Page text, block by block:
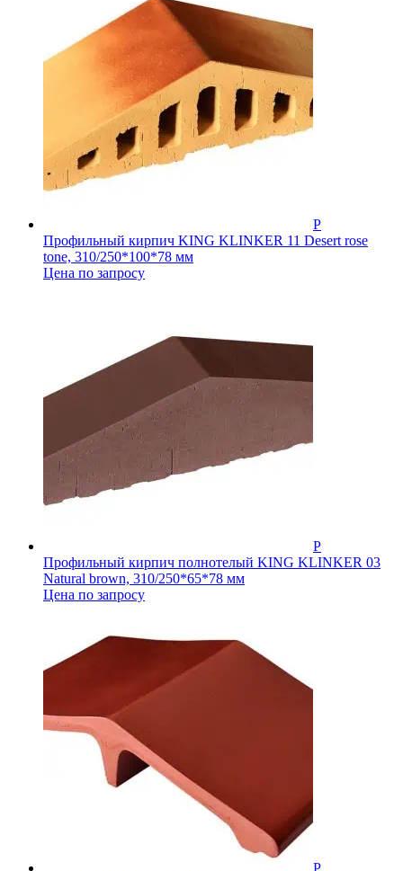
Профильный кирпич KING KLINKER 11 Desert rose
tone, 310/250*100*78 мм
Цена по запросу
Профильный кирпич полнотелый KING KLINKER 03
Natural brown, 310/250*65*78 мм
Цена по запросу